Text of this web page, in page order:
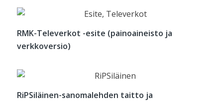
RMK-Televerkot -esite (painoaineisto ja
verkkoversio)
RiPSiläinen-sanomalehden taitto ja